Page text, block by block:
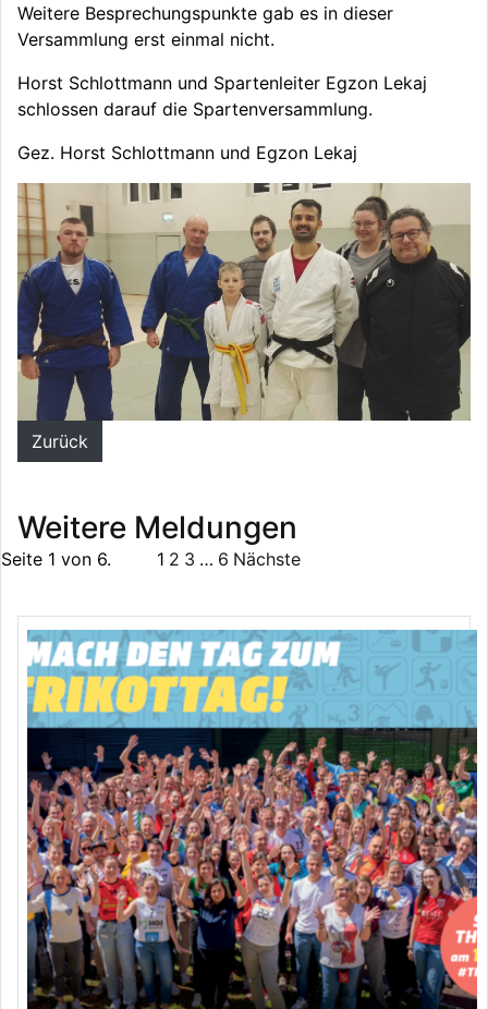
Weitere Besprechungspunkte gab es in dieser
Versammlung erst einmal nicht.
Horst Schlottmann und Spartenleiter Egzon Lekaj
schlossen darauf die Spartenversammlung.
Gez. Horst Schlottmann und Egzon Lekaj
Zurück
Weitere Meldungen
Seite 1 von 6. 1 2 3 … 6 Nächste